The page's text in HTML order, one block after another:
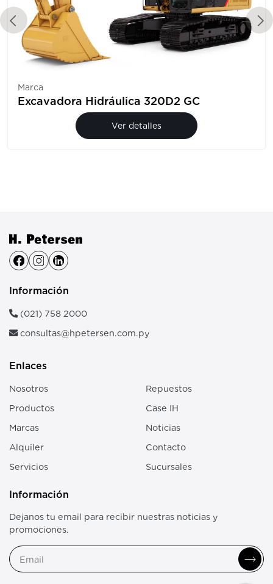
Marca
Excavadora Hidráulica 320D2 GC
Ver detalles
Información
(021) 758 2000
consultas@hpetersen.com.py
Enlaces
Nosotros
Productos
Marcas
Alquiler
Servicios
Repuestos
Case IH
Noticias
Contacto
Sucursales
Información
Dejanos tu email para recibir nuestras noticias y
promociones.